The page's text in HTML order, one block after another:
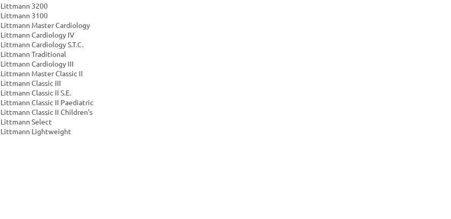
Littmann 3200
Littmann 3100
Littmann Master Cardiology
Littmann Cardiology IV
Littmann Cardiology S.T.C.
Littmann Traditional
Littmann Cardiology III
Littmann Master Classic II
Littmann Classic III
Littmann Classic II S.E.
Littmann Classic II Paediatric
Littmann Classic II Children's
Littmann Select
Littmann Lightweight